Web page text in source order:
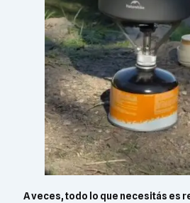
A veces, todo lo que necesitás es